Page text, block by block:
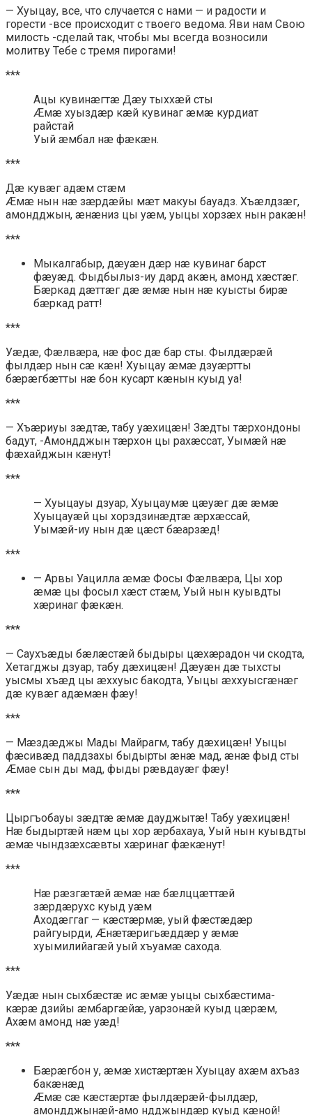
— Хуыцау, все, что случается с нами — и радости и
горести -все происходит с твоего ведома. Яви нам Свою
милость -сделай так, чтобы мы всегда возносили
молитву Тебе с тремя пирогами!
***
Ацы кувинæгтæ Дæу тыххæй сты
Æмæ хуыздæр кæй кувинаг æмæ курдиат
райстай
Уый æмбал нæ фæкæн.
***
Дæ кувæг адæм стæм
Æмæ нын нæ зæрдæйы мæт макуы бауадз. Хъæлдзæг,
амондджын, æнæниз цы уæм, уыцы хорзæх нын ракæн!
***
Мыкалгабыр, дæуæн дæр нæ кувинаг барст
фæуæд. Фыдбылыз-иу дард акæн, амонд хæстæг.
Бæркад дæттæг дæ æмæ нын нæ куысты бирæ
бæркад ратт!
***
Уæдæ, Фæлвæра, нæ фос дæ бар сты. Фылдæрæй
фылдæр нын сæ кæн! Хуыцау æмæ дзуæртты
бæрæгбæтты нæ бон кусарт кæнын куыд уа!
***
— Хъæриуы зæдтæ, табу уæхицæн! Зæдты тæрхондоны
бадут, -Амондджын тæрхон цы рахæссат, Уымæй нæ
фæхайджын кæнут!
***
— Хуыцауы дзуар, Хуыцаумæ цæуæг дæ æмæ
Хуыцауæй цы хорздзинæдтæ æрхæссай,
Уымæй-иу нын дæ цæст бæарзæд!
***
— Арвы Уацилла æмæ Фосы Фæлвæра, Цы хор
æмæ цы фосыл хæст стæм, Уый нын куывдты
хæринаг фæкæн.
***
— Саухъæды бæлæстæй быдыры цæхæрадон чи скодта,
Хетагджы дзуар, табу дæхицæн! Дæуæн дæ тыхсты
уысмы хъæд цы æххуыс бакодта, Уыцы æххуысгæнæг
дæ кувæг адæмæн фæу!
***
— Мæздæджы Мады Майрагм, табу дæхицæн! Уыцы
фæсивæд паддзахы быдырты æнæ мад, æнæ фыд сты
Æмае сын ды мад, фыды рæвдауæг фæу!
***
Цыргъобауы зæдтæ æмæ дауджытæ! Табу уæхицæн!
Нæ быдыртæй нæм цы хор æрбахауа, Уый нын куывдты
æмæ чындзæхсæвты хæринаг фæкæнут!
***
Нæ рæзгæтæй æмæ нæ бæлццæттæй
зæрдæрухс куыд уæм
Аходæггаг — кæстæрмæ, уый фæстæдæр
райгуырди, Æнæтæригьæддæр у æмæ
хуымилийагæй уый хъуамæ сахода.
***
Уæдæ нын сыхбæстæ ис æмæ уыцы сыхбæстима-
кæрæ дзийы æмбаргæйæ, уарзонæй куыд цæрæм,
Ахæм амонд нæ уæд!
***
Бæрæгбон у, æмæ хистæртæн Хуыцау ахæм ахъаз
бакæнæд
Æмæ сæ кæстæртæ фылдæрæй-фылдæр,
амондджынæй-амо ндджындæр куыд кæной!